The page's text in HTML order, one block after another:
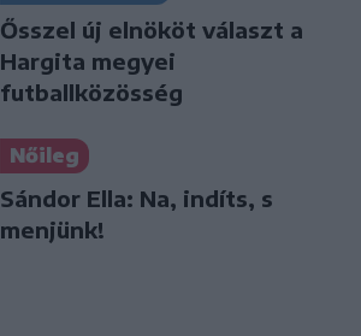
Ősszel új elnököt választ a
Hargita megyei
futballközösség
Nőileg
Sándor Ella: Na, indíts, s
menjünk!